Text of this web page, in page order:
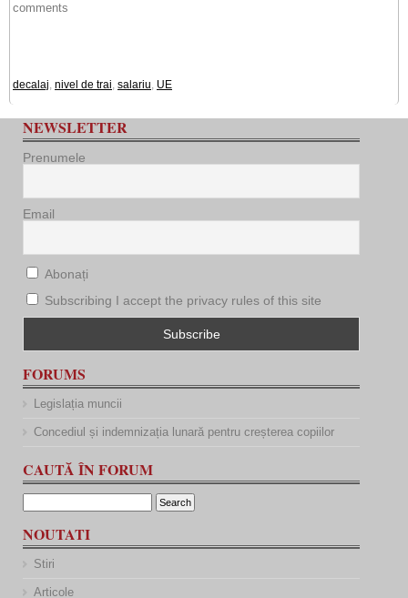
comments
decalaj, nivel de trai, salariu, UE
NEWSLETTER
Prenumele
Email
Abonați
Subscribing I accept the privacy rules of this site
FORUMS
Legislația muncii
Concediul și indemnizația lunară pentru creșterea copiilor
CAUTĂ ÎN FORUM
NOUTATI
Stiri
Articole